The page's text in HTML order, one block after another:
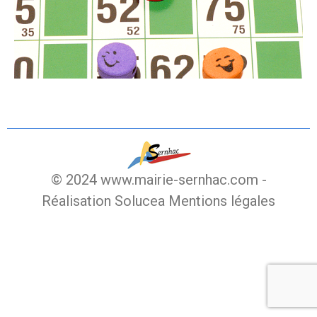
© 2024 www.mairie-sernhac.com -
Réalisation Solucea Mentions légales